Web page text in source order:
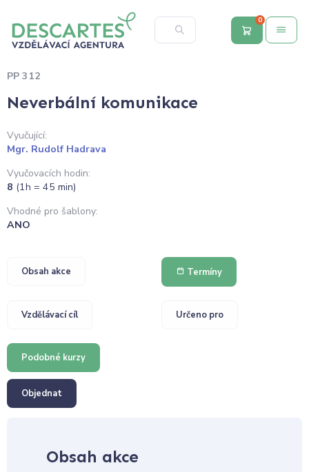
0
PP 312
Neverbální komunikace
Vyučující:
Mgr. Rudolf Hadrava
Vyučovacích hodin:
8 (1h = 45 min)
Vhodné pro šablony:
ANO
Obsah akce Termíny
Vzdělávací cíl Určeno pro
Podobné kurzy
Objednat
Obsah akce